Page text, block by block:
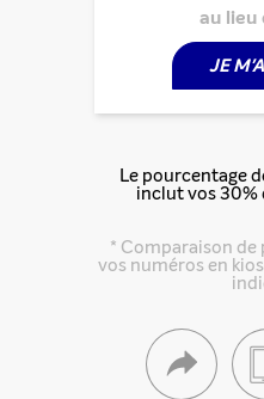
au lieu
JE
Le pourcentage
inclut vos 30%
* Comparaison de
vos numéros en